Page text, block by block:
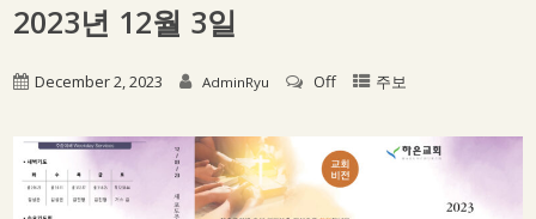
2023년 12월 3일
December 2, 2023 AdminRyu Off 주보